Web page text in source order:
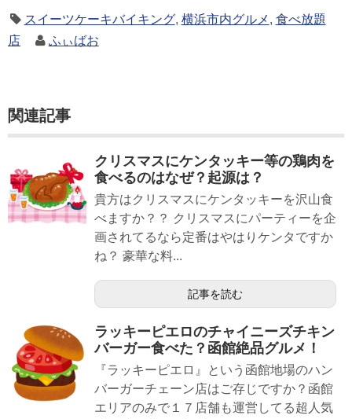
スイーツケーキバイキング, 横浜市内グルメ , 食べ放題
店
ふぃばお
関連記事
クリスマスにケンタッキー等の鶏肉を
食べるのはなぜ？起源は？
貴方はクリスマスにケンタッキーを沢山食
べますか？？ クリスマスにパーティーを企
画されてるなら定番はやはりケンタですか
ね？ 豪華な料...
記事を読む
ラッキーピエロのチャイニーズチキン
バーガー食べた？函館絶品グルメ！
『ラッキーピエロ』という函館地場のハン
バーガーチェーン店はご存じですか？函館
エリアのみで１７店舗も運営してる超人気